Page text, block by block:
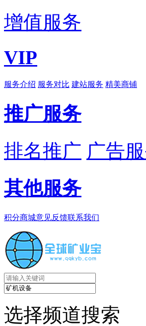
增值服务
VIP
服务介绍 服务对比 建站服务 精美商铺
推广服务
排名推广 广告
其他服务
积分商城意见反馈联系我们
选择频道搜索